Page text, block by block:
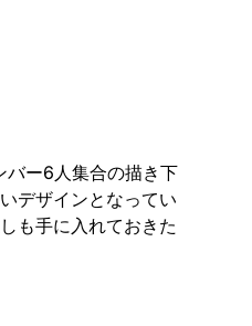
バー6人集合の描き下
デザインとなってい
も手に入れておきた